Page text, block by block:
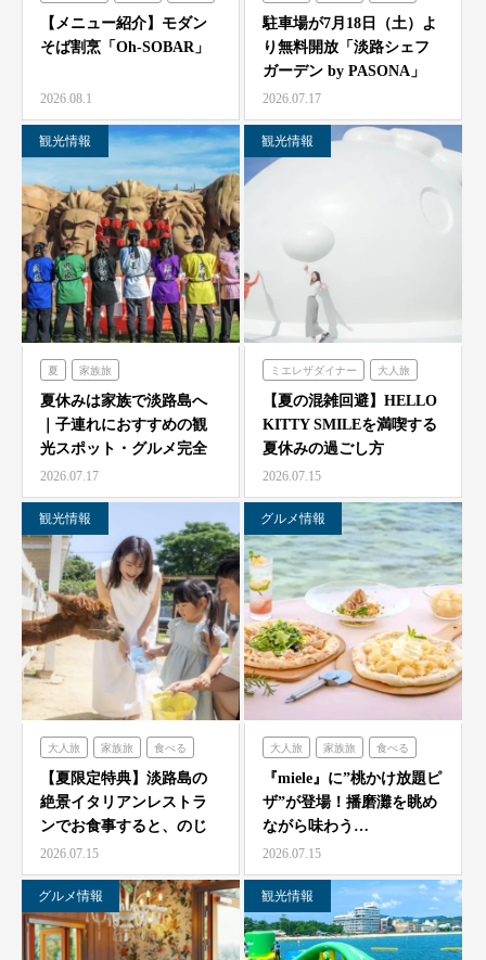
【メニュー紹介】モダン
そば割烹「Oh-SOBAR」
2026.08.1
シェフガーデン
駐車場が7月18日（土）よ
り無料開放「淡路シェフ
ガーデン by PASONA」
「Ladyb…
2026.07.17
観光情報
夏 家族旅
農家レストラン「陽・燦燦」
シェフガーデン
ニジゲンノモリ
夏休みは家族で淡路島へ
｜子連れにおすすめの観
光スポット・グルメ完全
ガイド
2026.07.17
観光情報
ミエレザダイナー 大人旅
家族旅 食べる 体験する
ハローキティスマイル
【夏の混雑回避】HELLO
KITTY SMILEを満喫する
夏休みの過ごし方
2026.07.15
観光情報
大人旅 家族旅 食べる
体験する のじまスコーラ
【夏限定特典】淡路島の
絶景イタリアンレストラ
ンでお食事すると、のじ
ま動物園の入場券をプレ
ゼ…
2026.07.15
グルメ情報
大人旅 家族旅 食べる
体験する ミエレ
『miele』に”桃かけ放題ピ
ザ”が登場！播磨灘を眺め
ながら味わう…
2026.07.15
グルメ情報 観光情報